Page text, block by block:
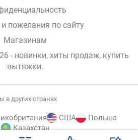
пожелания по сайту
Магазинам
- новинки, хиты продаж, купить
вытяжки.
в других странах
США
Польша
Казахстан